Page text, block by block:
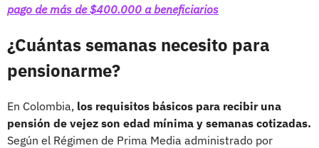
pago de más de $400.000 a beneficiarios
¿Cuántas semanas necesito para
pensionarme?
En Colombia, los requisitos básicos para recibir una
pensión de vejez son edad mínima y semanas cotizadas.
Según el Régimen de Prima Media administrado por